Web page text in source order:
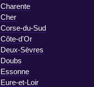
Charente
Cher
Corse-du-Sud
Côte-d'Or
Deux-Sèvres
Doubs
Essonne
Eure-et-Loir